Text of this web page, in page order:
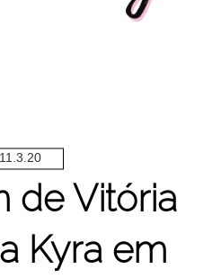
11.3.20
de Vitória
Kyra em